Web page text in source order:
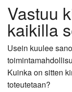
Vastuu
kaikilla
Usein kuulee
Kuinka on sitten
toteutetaan?